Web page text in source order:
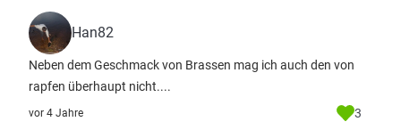
Han82
Neben dem Geschmack von Brassen mag ich auch den von
rapfen überhaupt nicht....
vor 4 Jahre 3